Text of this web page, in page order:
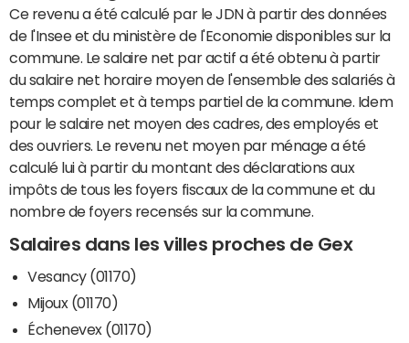
Ce revenu a été calculé par le JDN à partir des données
de l'Insee et du ministère de l'Economie disponibles sur la
commune. Le salaire net par actif a été obtenu à partir
du salaire net horaire moyen de l'ensemble des salariés à
temps complet et à temps partiel de la commune. Idem
pour le salaire net moyen des cadres, des employés et
des ouvriers. Le revenu net moyen par ménage a été
calculé lui à partir du montant des déclarations aux
impôts de tous les foyers fiscaux de la commune et du
nombre de foyers recensés sur la commune.
Salaires dans les villes proches de Gex
Vesancy (01170)
Mijoux (01170)
Échenevex (01170)